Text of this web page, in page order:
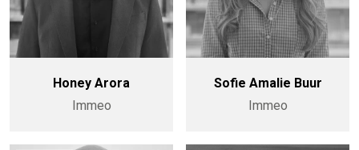
Honey Arora
Immeo
Sofie Amalie Buur
Immeo